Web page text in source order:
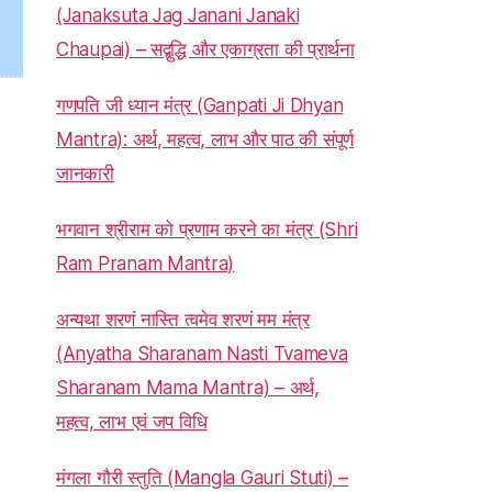
(Janaksuta Jag Janani Janaki
Chaupai) – सद्बुद्धि और एकाग्रता की प्रार्थना
गणपति जी ध्यान मंत्र (Ganpati Ji Dhyan
Mantra): अर्थ, महत्व, लाभ और पाठ की संपूर्ण
जानकारी
भगवान श्रीराम को प्रणाम करने का मंत्र (Shri
Ram Pranam Mantra)
अन्यथा शरणं नास्ति त्वमेव शरणं मम मंत्र
(Anyatha Sharanam Nasti Tvameva
Sharanam Mama Mantra) – अर्थ,
महत्व, लाभ एवं जप विधि
मंगला गौरी स्तुति (Mangla Gauri Stuti) –